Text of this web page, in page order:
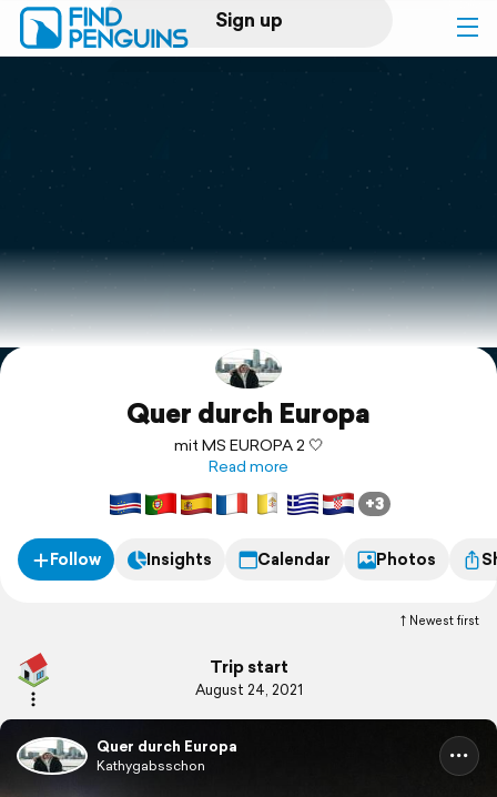
Sign up
Log in
Print a book
Flyover video
Explore
SupportQuer durch Europa
mit MS EUROPA 2 🤍
Read more
+3
Follow Insights Calendar Photos
Newest first
Trip start
August 24, 2021
Quer durch Europa
Kathygabsschon